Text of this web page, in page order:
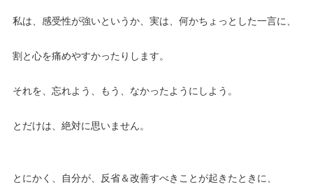
私は、感受性が強いというか、実は、何かちょっとした一言に、
割と心を痛めやすかったりします。
それを、忘れよう、もう、なかったようにしよう。
とだけは、絶対に思いません。
とにかく、自分が、反省＆改善すべきことが起きたときに、